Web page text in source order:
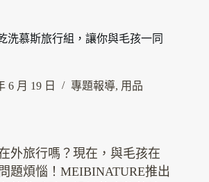
洗慕斯旅行組，讓你與毛孩一同
6 月 19 日 專題報導, 用品
外旅行嗎？現在，與毛孩在
題煩惱！MEIBINATURE推出